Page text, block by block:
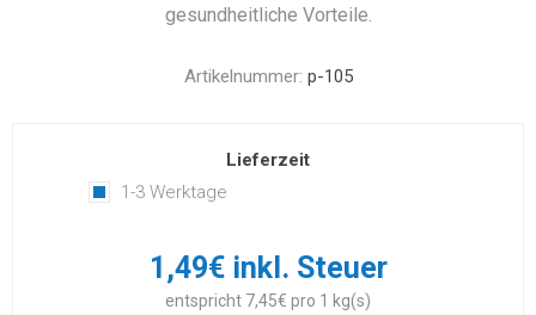
gesundheitliche Vorteile.
Artikelnummer: p-105
Lieferzeit
1-3 Werktage
1,49€ inkl. Steuer
entspricht 7,45€ pro 1 kg(s)